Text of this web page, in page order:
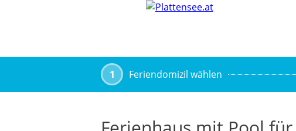
1 Feriendomizil wählen